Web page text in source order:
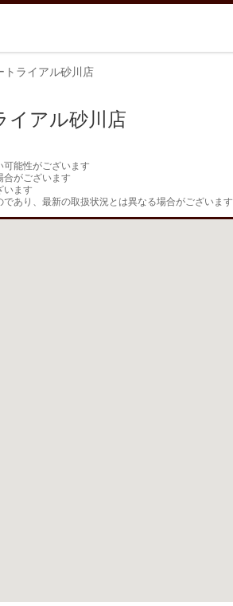
トライアル砂川店
イアル砂川店
能性がございます
合がございます
います
あり、最新の取扱状況とは異なる場合がございます